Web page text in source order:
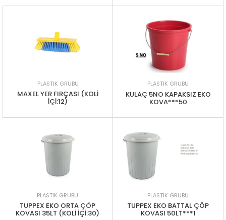
PLASTIK GRUBU
MAXEL YER FIRÇASI (KOLİ
İÇİ:12)
PLASTIK GRUBU
KULAÇ 5NO KAPAKSIZ EKO
KOVA***50
PLASTIK GRUBU
TUPPEX EKO ORTA ÇÖP
KOVASI 35LT (KOLİ İÇİ:30)
PLASTIK GRUBU
TUPPEX EKO BATTAL ÇÖP
KOVASI 50LT***1